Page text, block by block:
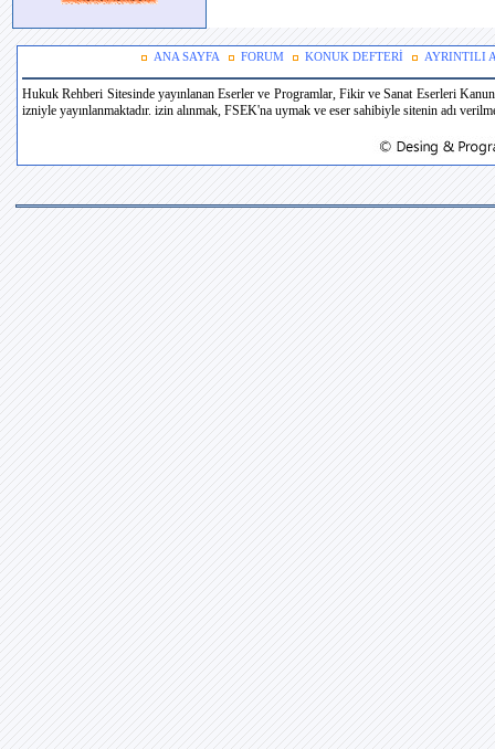
ANA SAYFA FORUM KONUK DEFTERİ AYRINTILI
Hukuk Rehberi Sitesinde yayınlanan Eserler ve Programlar, Fikir ve Sanat Eserleri
izniyle yayınlanmaktadır. izin alınmak, FSEK'na uymak ve eser sahibiyle sitenin adı